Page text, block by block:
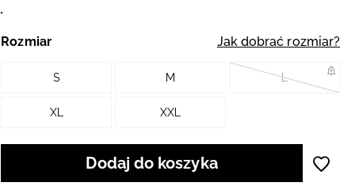
Rozmiar Jak dobrać rozmiar?
S M L
XL XXL
Dodaj do koszyka